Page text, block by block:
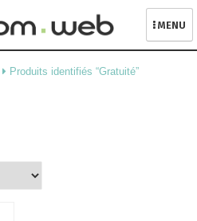
MENU
Produits identifiés “Gratuité”